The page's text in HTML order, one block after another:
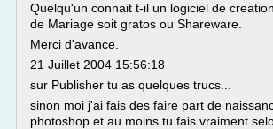
Quelqu'un connait t-il un logiciel de
de Mariage soit gratos ou Shareware.
Merci d'avance.
21 Juillet 2004 15:56:18
sur Publisher tu as quelques trucs...
sinon moi j'ai fais des faire part de
photoshop et au moins tu fais vraiment